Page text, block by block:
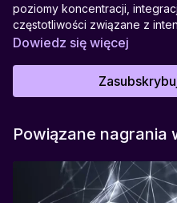
poziomy koncentracji,
częstotliwości związane z
momentami wglądu,
umysł do twórczego
kojarzenia faktów i głębokiej
Pracy koncepcyjnej, nauki,
skoncentrowanej, ćwiczeń
Dowiedz się więcej
Powiązane nagrania